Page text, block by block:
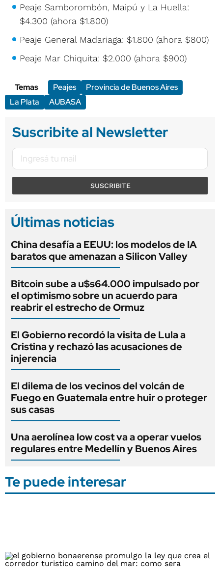
Peaje Samborombón, Maipú y La Huella:
$4.300 (ahora $1.800)
Peaje General Madariaga: $1.800 (ahora $800)
Peaje Mar Chiquita: $2.000 (ahora $900)
Temas Peajes
Provincia de Buenos Aires
La Plata
AUBASA
Suscribite al Newsletter
SUSCRIBITE
Últimas noticias
China desafía a EEUU: los modelos de IA
baratos que amenazan a Silicon Valley
Bitcoin sube a u$s64.000 impulsado por
el optimismo sobre un acuerdo para
reabrir el estrecho de Ormuz
El Gobierno recordó la visita de Lula a
Cristina y rechazó las acusaciones de
injerencia
El dilema de los vecinos del volcán de
Fuego en Guatemala entre huir o proteger
sus casas
Una aerolínea low cost va a operar vuelos
regulares entre Medellín y Buenos Aires
Te puede interesar